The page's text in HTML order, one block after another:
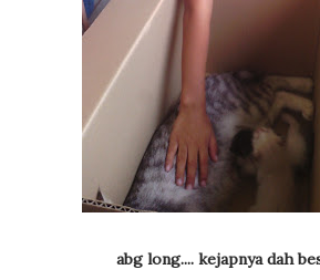
abg long.... kejapnya dah